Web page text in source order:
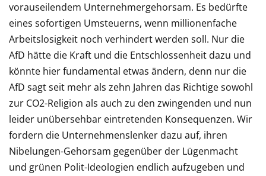
vorauseilendem Unternehmergehorsam. Es bedürfte
eines sofortigen Umsteuerns, wenn millionenfache
Arbeitslosigkeit noch verhindert werden soll. Nur die
AfD hätte die Kraft und die Entschlossenheit dazu und
könnte hier fundamental etwas ändern, denn nur die
AfD sagt seit mehr als zehn Jahren das Richtige sowohl
zur CO2-Religion als auch zu den zwingenden und nun
leider unübersehbar eintretenden Konsequenzen. Wir
fordern die Unternehmenslenker dazu auf, ihren
Nibelungen-Gehorsam gegenüber der Lügenmacht
und grünen Polit-Ideologien endlich aufzugeben und